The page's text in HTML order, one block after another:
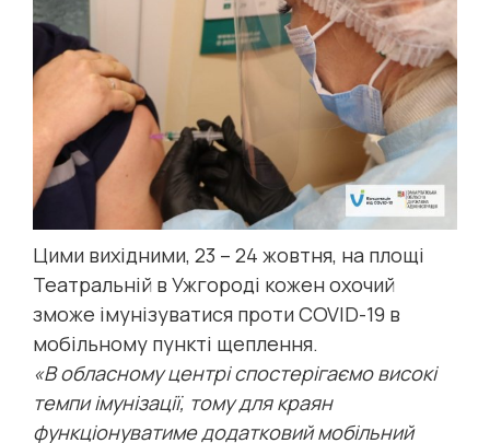
Цими вихідними, 23 – 24 жовтня, на площі
Театральній в Ужгороді кожен охочий
зможе імунізуватися проти COVID-19 в
мобільному пункті щеплення.
«В обласному центрі спостерігаємо високі
темпи імунізації, тому для краян
функціонуватиме додатковий мобільний